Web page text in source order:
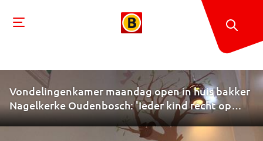
Vondelingenkamer maandag open in huis bakker
Nagelkerke Oudenbosch: 'Ieder kind recht op
mooi leven'